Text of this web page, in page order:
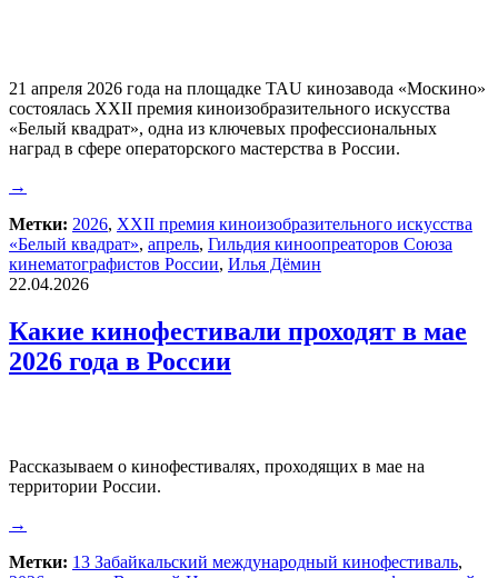
21 апреля 2026 года на площадке TAU кинозавода «Москино»
состоялась XXII премия киноизобразительного искусства
«Белый квадрат», одна из ключевых профессиональных
наград в сфере операторского мастерства в России.
→
Метки: 2026, XXII премия киноизобразительного искусства
«Белый квадрат», апрель, Гильдия киноопреаторов Союза
кинематографистов России, Илья Дёмин
22.04.2026
Какие кинофестивали проходят в мае
2026 года в России
Рассказываем о кинофестивалях, проходящих в мае на
территории России.
→
Метки: 13 Забайкальский международный кинофестиваль,